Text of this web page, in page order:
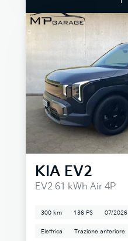
KIA EV2
EV2 61 kWh Air 4P
300 km 136 PS 07/2026
Elettrica Trazione anteriore